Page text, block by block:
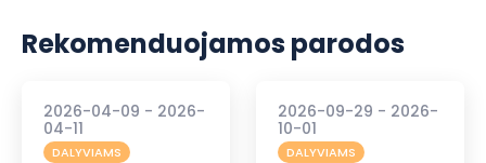
Rekomenduojamos parodos
2026-04-09 - 2026-
04-11
DALYVIAMS
2026-09-29 - 2026-
10-01
DALYVIAMS